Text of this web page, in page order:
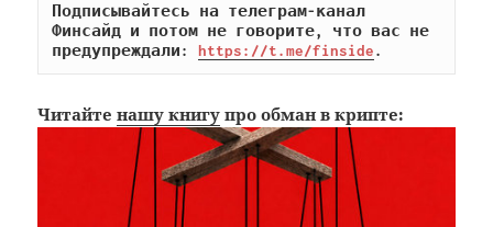
Подписывайтесь на телеграм-канал
Финсайд и потом не говорите, что вас не
предупреждали: https://t.me/finside.
Читайтенашу книгу про обман в крипте: